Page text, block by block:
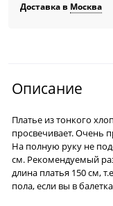
Доставка в Москва
Описание
Платье из тонкого
просвечивает. Очень
На полную руку не
см. Рекомендуемый
длина платья 150 см,
пола, если вы в